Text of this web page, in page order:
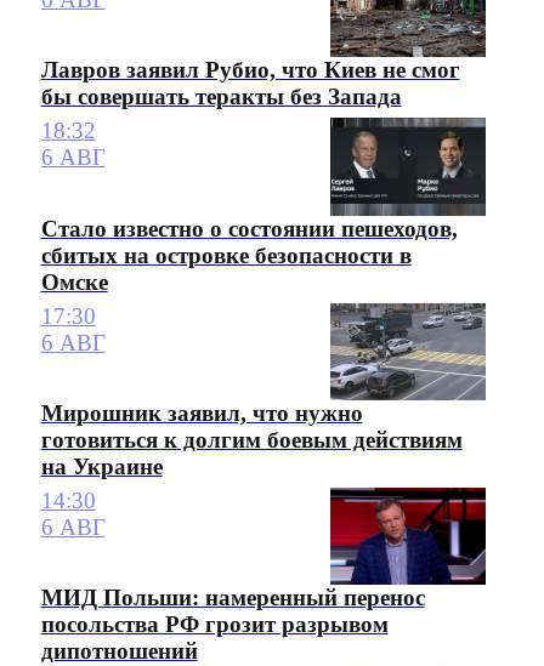
Лавров заявил Рубио, что Киев не смог
бы совершать теракты без Запада
18:32
6 АВГ
Стало известно о состоянии пешеходов,
сбитых на островке безопасности в
Омске
17:30
6 АВГ
Мирошник заявил, что нужно
готовиться к долгим боевым действиям
на Украине
14:30
6 АВГ
МИД Польши: намеренный перенос
посольства РФ грозит разрывом
дипотношений